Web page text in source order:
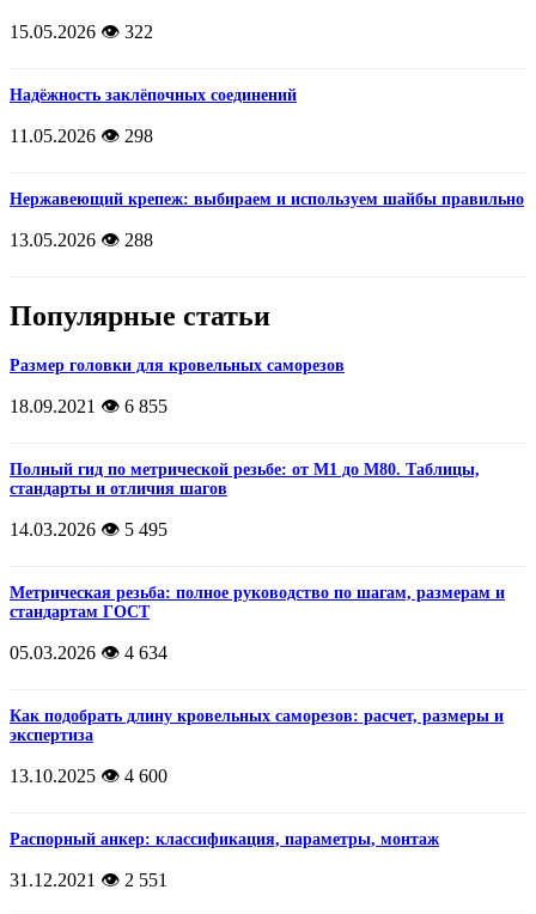
15.05.2026 👁️ 322
Надёжность заклёпочных соединений
11.05.2026 👁️ 298
Нержавеющий крепеж: выбираем и используем шайбы правильно
13.05.2026 👁️ 288
Популярные статьи
Размер головки для кровельных саморезов
18.09.2021 👁️ 6 855
Полный гид по метрической резьбе: от М1 до М80. Таблицы,
стандарты и отличия шагов
14.03.2026 👁️ 5 495
Метрическая резьба: полное руководство по шагам, размерам и
стандартам ГОСТ
05.03.2026 👁️ 4 634
Как подобрать длину кровельных саморезов: расчет, размеры и
экспертиза
13.10.2025 👁️ 4 600
Распорный анкер: классификация, параметры, монтаж
31.12.2021 👁️ 2 551